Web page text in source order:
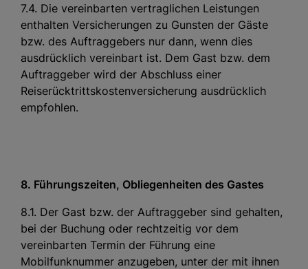
7.4. Die vereinbarten vertraglichen Leistungen
enthalten Versicherungen zu Gunsten der Gäste
bzw. des Auftraggebers nur dann, wenn dies
ausdrücklich vereinbart ist. Dem Gast bzw. dem
Auftraggeber wird der Abschluss einer
Reiserücktrittskostenversicherung ausdrücklich
empfohlen.
8. Führungszeiten, Obliegenheiten des Gastes
8.1. Der Gast bzw. der Auftraggeber sind gehalten,
bei der Buchung oder rechtzeitig vor dem
vereinbarten Termin der Führung eine
Mobilfunknummer anzugeben, unter der mit ihnen